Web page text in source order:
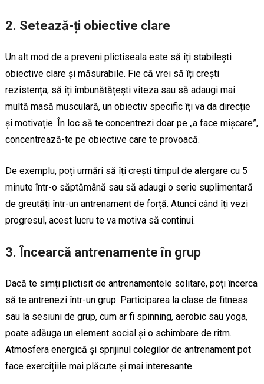
2. Setează-ți obiective clare
Un alt mod de a preveni plictiseala este să îți stabilești
obiective clare și măsurabile. Fie că vrei să îți crești
rezistența, să îți îmbunătățești viteza sau să adaugi mai
multă masă musculară, un obiectiv specific îți va da direcție
și motivație. În loc să te concentrezi doar pe „a face mișcare”,
concentrează-te pe obiective care te provoacă.
De exemplu, poți urmări să îți crești timpul de alergare cu 5
minute într-o săptămână sau să adaugi o serie suplimentară
de greutăți într-un antrenament de forță. Atunci când îți vezi
progresul, acest lucru te va motiva să continui.
3. Încearcă antrenamente în grup
Dacă te simți plictisit de antrenamentele solitare, poți încerca
să te antrenezi într-un grup. Participarea la clase de fitness
sau la sesiuni de grup, cum ar fi spinning, aerobic sau yoga,
poate adăuga un element social și o schimbare de ritm.
Atmosfera energică și sprijinul colegilor de antrenament pot
face exercițiile mai plăcute și mai interesante.